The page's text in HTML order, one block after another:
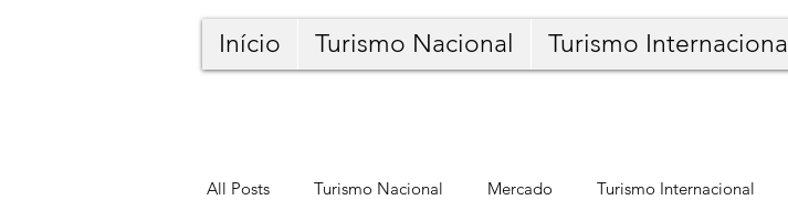
Início Turismo Nacional Turismo Internacional
All Posts Turismo Nacional Mercado Turismo Internacional